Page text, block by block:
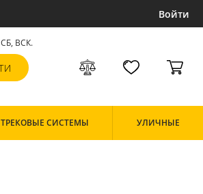
Войти
СБ, ВСК.
ТРЕКОВЫЕ СИСТЕМЫ УЛИЧНЫЕ